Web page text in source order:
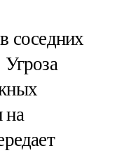
соседних
на